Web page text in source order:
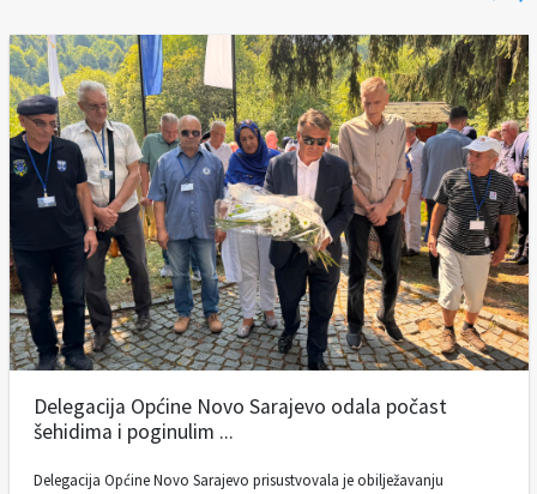
Delegacija Općine Novo Sarajevo odala počast
šehidima i poginulim ...
Delegacija Općine Novo Sarajevo prisustvovala je obilježavanju